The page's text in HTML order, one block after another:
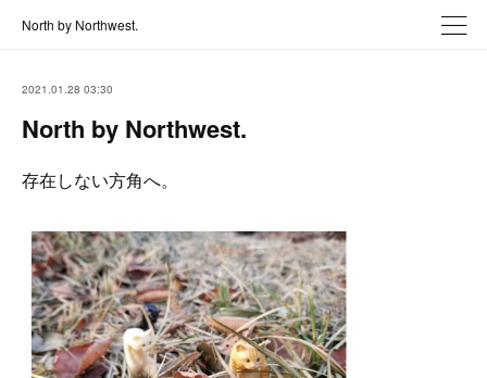
North by Northwest.
2021.01.28 03:30
North by Northwest.
存在しない方角へ。